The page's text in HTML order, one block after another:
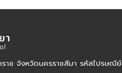
าช จังหวัดนครราชสีมา รหัสไปรษณีย์